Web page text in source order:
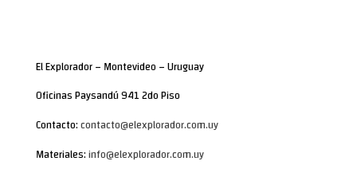
El Explorador – Montevideo – Uruguay
Oficinas Paysandú 941 2do Piso
Contacto:contacto@elexplorador.com.uy
Materiales:info@elexplorador.com.uy